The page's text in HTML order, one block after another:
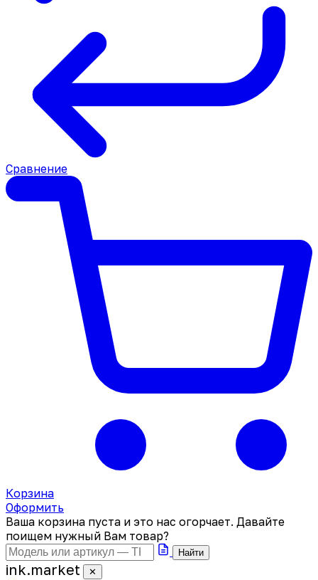
Сравнение
Корзина
Оформить
Ваша корзина пуста и это нас огорчает. Давайте
поищем нужный Вам товар?
Найти
ink.market ✕